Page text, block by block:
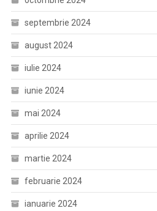
septembrie 2024
august 2024
iulie 2024
iunie 2024
mai 2024
aprilie 2024
martie 2024
februarie 2024
ianuarie 2024